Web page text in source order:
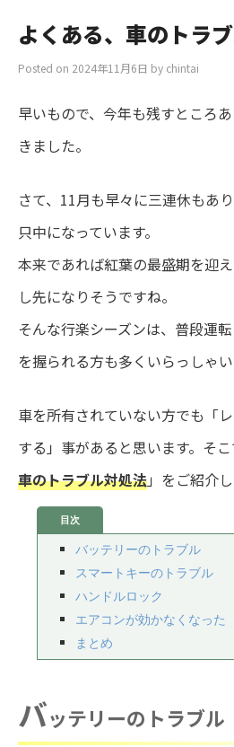
よくある、車のトラ
Posted on 2024年11月6日 by chintai
早いもので、今年も残すところ
きました。
さて、11月も早々に三連休もあ
只中になっています。
本来であれば紅葉の最盛期を迎
し先になりそうですね。
そんな行楽シーズンは、普段運
を握られる方も多くいらっしゃい
車を所有されていない方でも「
する」事があると思います。そ
車のトラブル対処法」をご紹介
バッテリーのトラブル
スマートキーのトラブル
ハンドルロック
エアコンが効かなくなった
まとめ
バッテリーのトラブル